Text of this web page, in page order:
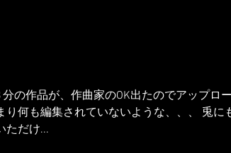
の作品が、作曲家のOK出たのでアップロ
何も編集されていないような、、、 兎に
ただけ...